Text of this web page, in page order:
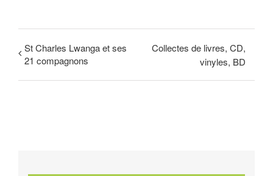
St Charles Lwanga et ses
21 compagnons
Collectes de livres, CD,
vinyles, BD